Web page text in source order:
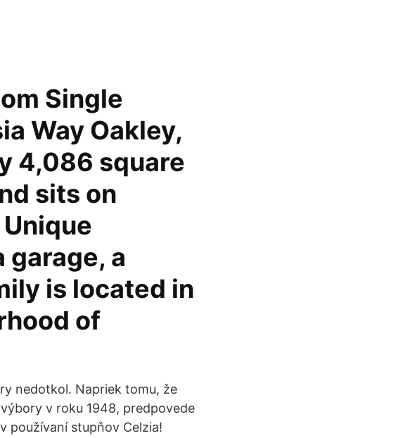
Single
Way Oakley,
4,086 square
sits on
garage, a
is located in
of
nedotkol. Napriek tomu, že
v roku 1948, predpovede
používaní stupňov Celzia!